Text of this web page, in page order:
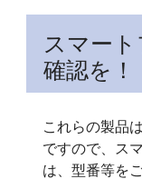
スマー
確認を！
これらの製品
ですので、ス
は、型番等を